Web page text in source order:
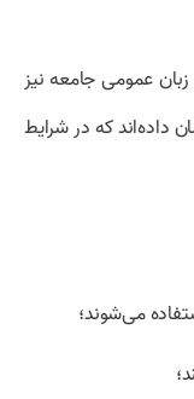
عمومی جامعه نیز
داده‌اند که در شرایط
می‌شوند؛